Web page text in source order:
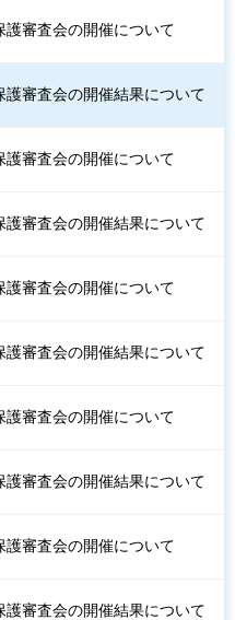
審査会の開催について
審査会の開催結果について
審査会の開催について
審査会の開催結果について
審査会の開催について
審査会の開催結果について
審査会の開催について
審査会の開催結果について
審査会の開催について
審査会の開催結果について